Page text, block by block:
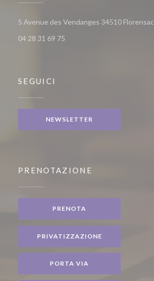
5 Avenue des Vendanges 34510 Florensac
04 28 31 69 75
SEGUICI
NEWSLETTER
PRENOTAZIONE
PRENOTA
PRIVATIZZAZIONE
PORTA VIA